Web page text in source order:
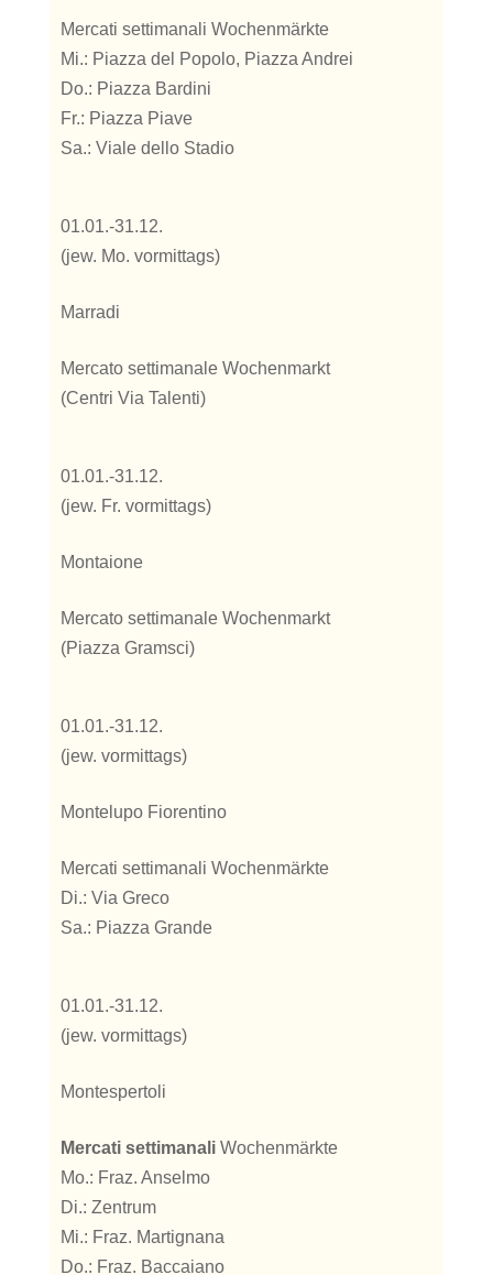
Mercati settimanali Wochenmärkte
Mi.: Piazza del Popolo, Piazza Andrei
Do.: Piazza Bardini
Fr.: Piazza Piave
Sa.: Viale dello Stadio
01.01.-31.12.
(jew. Mo. vormittags)
Marradi
Mercato settimanale Wochenmarkt
(Centri Via Talenti)
01.01.-31.12.
(jew. Fr. vormittags)
Montaione
Mercato settimanale Wochenmarkt
(Piazza Gramsci)
01.01.-31.12.
(jew. vormittags)
Montelupo Fiorentino
Mercati settimanali Wochenmärkte
Di.: Via Greco
Sa.: Piazza Grande
01.01.-31.12.
(jew. vormittags)
Montespertoli
Mercati settimanali Wochenmärkte
Mo.: Fraz. Anselmo
Di.: Zentrum
Mi.: Fraz. Martignana
Do.: Fraz. Baccaiano